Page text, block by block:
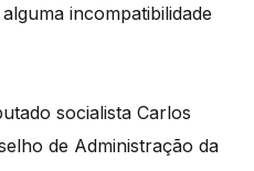
incompatibilidade
socialista Carlos
de Administração da